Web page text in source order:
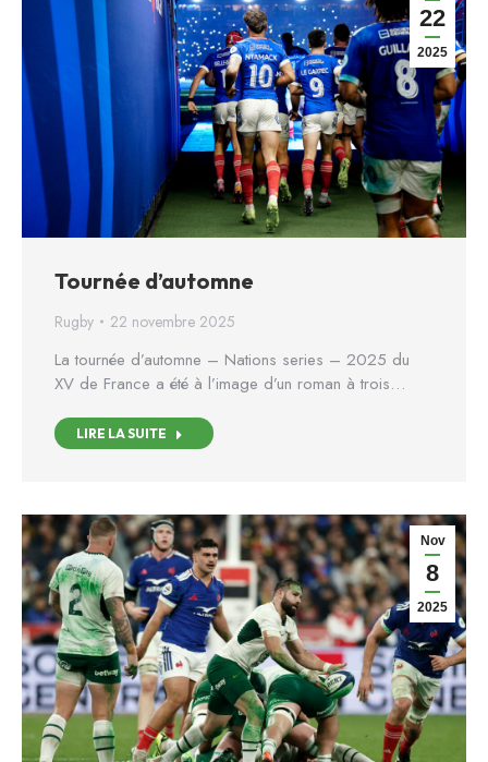
22
2025
Tournée d’automne
Rugby 22 novembre 2025
La tournée d’automne – Nations series – 2025 du
XV de France a été à l’image d’un roman à trois…
LIRE LA SUITE
Nov
8
2025